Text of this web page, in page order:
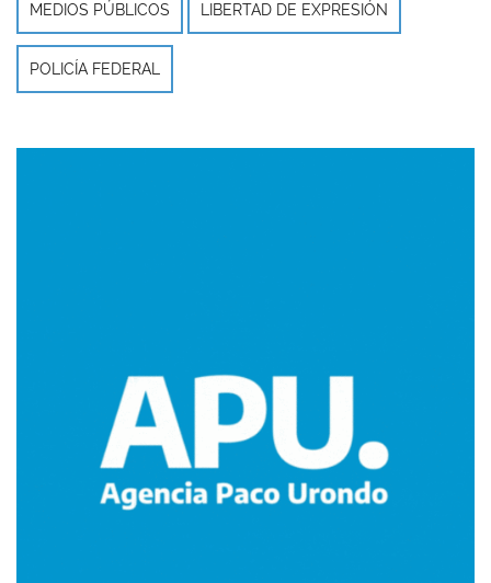
MEDIOS PÚBLICOS LIBERTAD DE EXPRESIÓN
POLICÍA FEDERAL